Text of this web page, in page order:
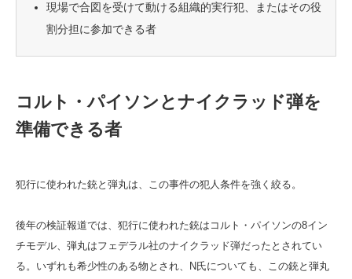
現場で合図を受けて動ける組織的実行犯、またはその役
割分担に参加できる者
コルト・パイソンとナイクラッド弾を
準備できる者
犯行に使われた銃と弾丸は、この事件の犯人条件を強く絞る。
後年の検証報道では、犯行に使われた銃はコルト・パイソンの8イン
チモデル、弾丸はフェデラル社のナイクラッド弾だったとされてい
る。いずれも希少性のある物とされ、N氏についても、この銃と弾丸